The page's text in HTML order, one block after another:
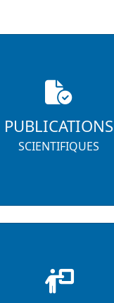
PUBLICATIONS
SCIENTIFIQUES